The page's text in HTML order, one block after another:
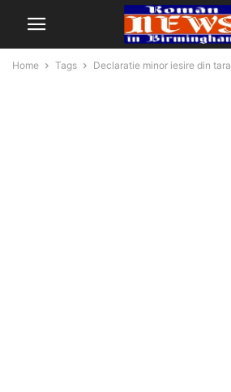
Home Tags Declaratie minor iesire din tara